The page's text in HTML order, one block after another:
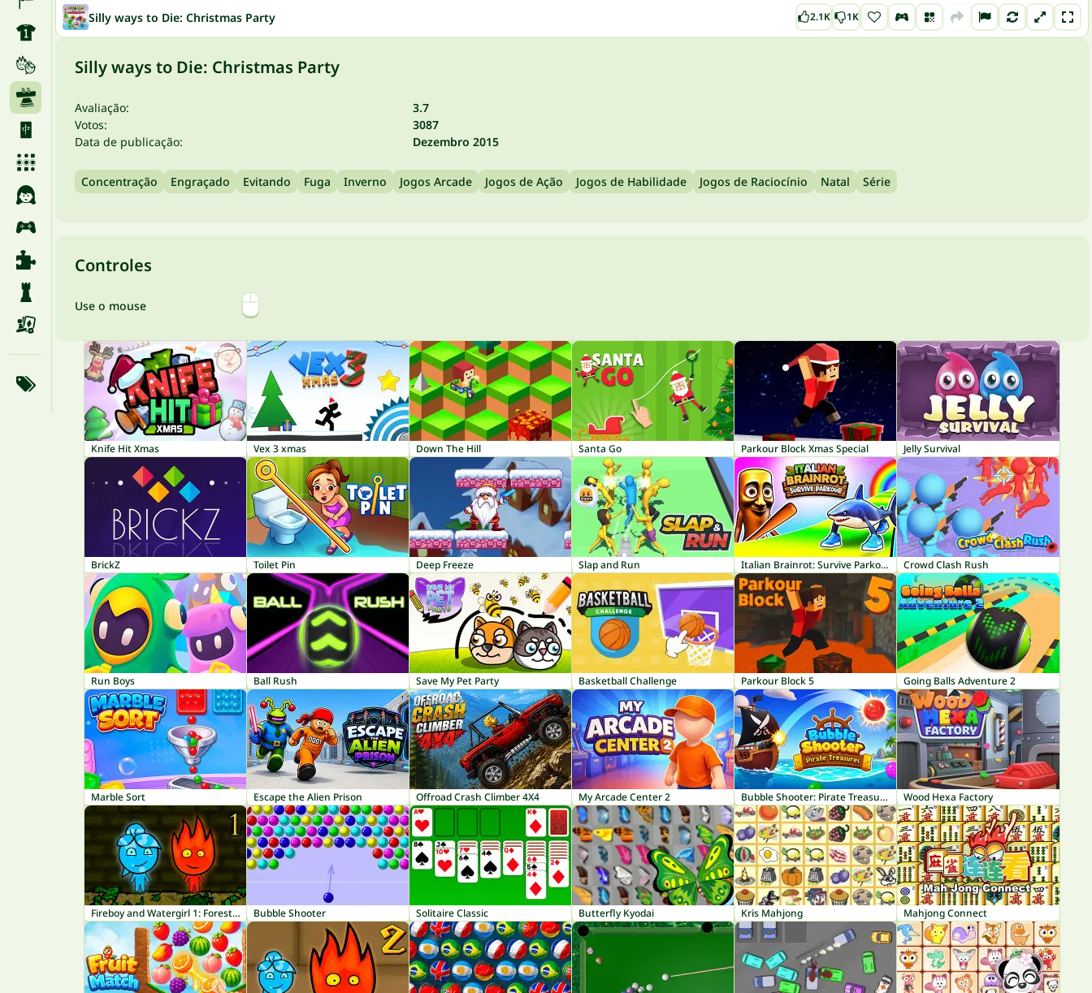
Silly ways to Die: Christmas Party 2.1K 1K
Silly ways to Die: Christmas Party
Avaliação:
3.7
Votos:
3087
Data de publicação:
Dezembro 2015
Concentração Engraçado Evitando Fuga Inverno Jogos Arcade Jogos de Ação Jogos de Habilidade Jogos de Raciocínio Natal Série
Controles
Use o mouse
Knife Hit Xmas Vex 3 xmas Down The Hill Santa Go Parkour Block Xmas Special Jelly Survival
BrickZ Toilet Pin Deep Freeze Slap and Run Italian Brainrot: Survive Parkour Crowd Clash Rush
Run Boys Ball Rush Save My Pet Party Basketball Challenge Parkour Block 5 Going Balls Adventure 2
Marble Sort Escape the Alien Prison Offroad Crash Climber 4X4 My Arcade Center 2 Bubble Shooter: Pirate Treasures Wood Hexa Factory
Fireboy and Watergirl 1: Forest Temple Bubble Shooter Solitaire Classic Butterfly Kyodai Kris Mahjong Mahjong Connect